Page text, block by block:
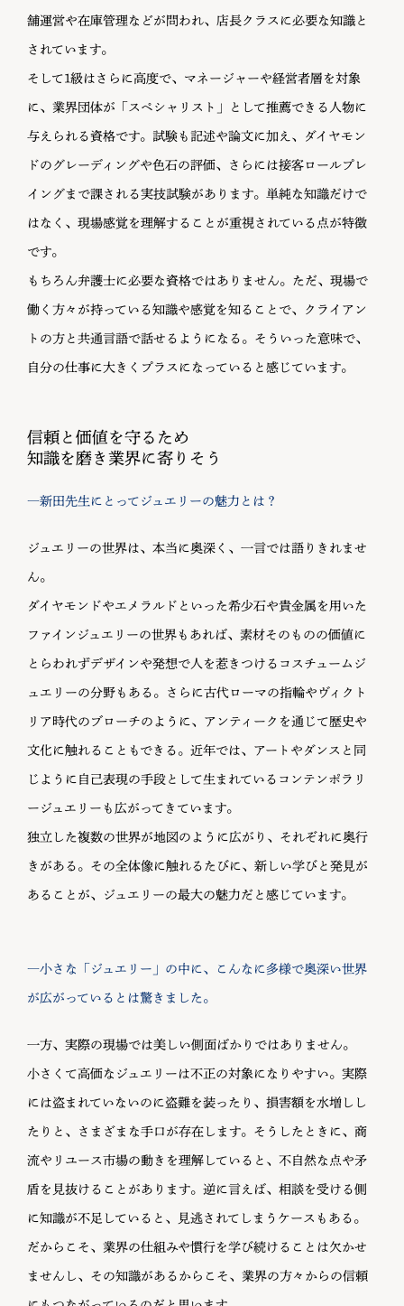
舗運営や在庫管理などが問われ、店長クラスに必要な知識と
されています。
そして1級はさらに高度で、マネージャーや経営者層を対象
に、業界団体が「スペシャリスト」として推薦できる人物に
与えられる資格です。試験も記述や論文に加え、ダイヤモン
ドのグレーディングや色石の評価、さらには接客ロールプレ
イングまで課される実技試験があります。単純な知識だけで
はなく、現場感覚を理解することが重視されている点が特徴
です。
もちろん弁護士に必要な資格ではありません。ただ、現場で
働く方々が持っている知識や感覚を知ることで、クライアン
トの方と共通言語で話せるようになる。そういった意味で、
自分の仕事に大きくプラスになっていると感じています。
信頼と価値を守るため
知識を磨き業界に寄りそう
―新田先生にとってジュエリーの魅力とは？
ジュエリーの世界は、本当に奥深く、一言では語りきれませ
ん。
ダイヤモンドやエメラルドといった希少石や貴金属を用いた
ファインジュエリーの世界もあれば、素材そのものの価値に
とらわれずデザインや発想で人を惹きつけるコスチュームジ
ュエリーの分野もある。さらに古代ローマの指輪やヴィクト
リア時代のブローチのように、アンティークを通じて歴史や
文化に触れることもできる。近年では、アートやダンスと同
じように自己表現の手段として生まれているコンテンポラリ
ージュエリーも広がってきています。
独立した複数の世界が地図のように広がり、それぞれに奥行
きがある。その全体像に触れるたびに、新しい学びと発見が
あることが、ジュエリーの最大の魅力だと感じています。
―小さな「ジュエリー」の中に、こんなに多様で奥深い世界
が広がっているとは驚きました。
一方、実際の現場では美しい側面ばかりではありません。
小さくて高価なジュエリーは不正の対象になりやすい。実際
には盗まれていないのに盗難を装ったり、損害額を水増しし
たりと、さまざまな手口が存在します。そうしたときに、商
流やリユース市場の動きを理解していると、不自然な点や矛
盾を見抜けることがあります。逆に言えば、相談を受ける側
に知識が不足していると、見逃されてしまうケースもある。
だからこそ、業界の仕組みや慣行を学び続けることは欠かせ
ませんし、その知識があるからこそ、業界の方々からの信頼